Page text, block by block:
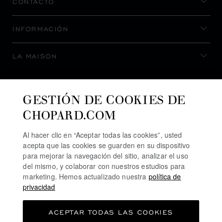
INFORMACIÓN
LA MAISON
SUSCRIBIRSE AL BOLETÍN
POLÍTICA DE COOKIES
GESTIÓN DE COOKIES DE
CHOPARD.COM
Al hacer clic en “Aceptar todas las cookies”, usted
acepta que las cookies se guarden en su dispositivo
para mejorar la navegación del sitio, analizar el uso
del mismo, y colaborar con nuestros estudios para
marketing. Hemos actualizado nuestra política de
privacidad
ACEPTAR TODAS LAS COOKIES